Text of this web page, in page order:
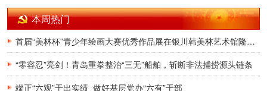
本周热门
首届“美林杯”青少年绘画大赛优秀作品展在银川韩美林艺术馆隆重开幕
“零容忍”亮剑！青岛重拳整治“三无”船舶，斩断非法捕捞源头链条
端正“六观”干出实绩 做好基层党办“六有”干部